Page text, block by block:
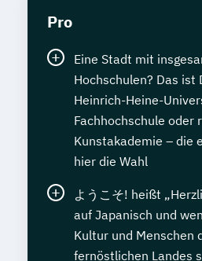
Pro
Eine Stadt mit
Hochschulen? Das ist
Heinrich-Heine-
Fachhochschule oder
Kunstakademie – die
hier die Wahl
ようこそ! heißt
auf Japanisch und
Kultur und Menschen
fernöstlichen Landes